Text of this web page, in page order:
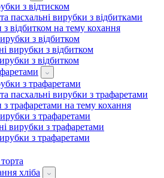
з відтиском
пасхальні вирубки з відбитками
відбитком на тему кохання
з відбитком
вирубки з відбитком
з відбитком
з трафаретами
пасхальні вирубки з трафаретами
трафаретами на тему кохання
з трафаретами
вирубки з трафаретами
з трафаретами
хліба